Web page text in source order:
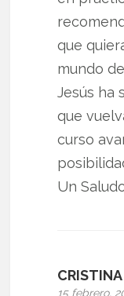
que
mundo
Jesús ha
que
curso
Un
CRISTINA
15 febrero,